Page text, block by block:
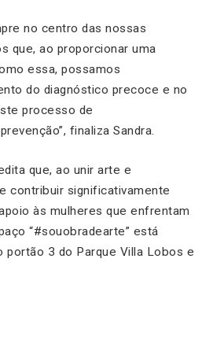
no centro das nossas
que, ao proporcionar uma
essa, possamos
do diagnóstico precoce e no
processo de
”, finaliza Sandra.
que, ao unir arte e
contribuir significativamente
às mulheres que enfrentam
“#souobradearte” está
portão 3 do Parque Villa Lobos e